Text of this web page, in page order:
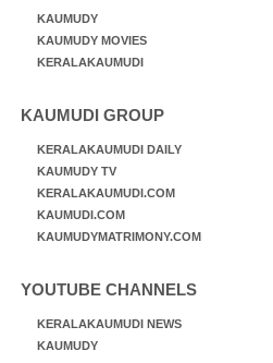
KAUMUDY
KAUMUDY MOVIES
KERALAKAUMUDI
KAUMUDI GROUP
KERALAKAUMUDI DAILY
KAUMUDY TV
KERALAKAUMUDI.COM
KAUMUDI.COM
KAUMUDYMATRIMONY.COM
YOUTUBE CHANNELS
KERALAKAUMUDI NEWS
KAUMUDY